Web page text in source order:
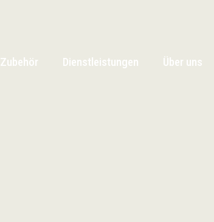
Zubehör Dienstleistungen Über uns